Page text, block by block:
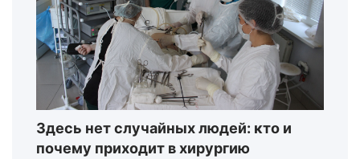
Здесь нет случайных людей: кто и
почему приходит в хирургию